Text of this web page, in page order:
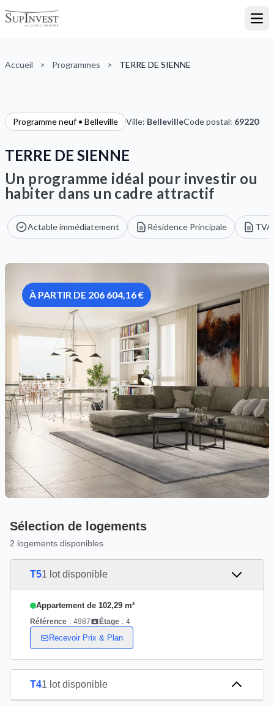
Accueil > Programmes > TERRE DE SIENNE
Programme neuf • Belleville Ville: BellevilleCode postal: 69220
TERRE DE SIENNE
Un programme idéal pour investir ou
habiter dans un cadre attractif
Actable immédiatement Résidence Principale
À PARTIR DE 206 604,16 €
Sélection de logements
2 logements disponibles
T51 lot disponible
Appartement de 102,29 m²
Référence : 4987 Étage : 4
Recevoir Prix & Plan
T41 lot disponible